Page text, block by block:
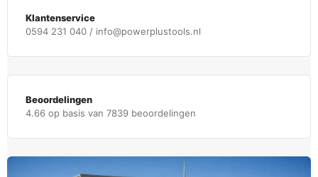
Klantenservice
0594 231 040 / info@powerplustools.nl
Beoordelingen
4.66 op basis van 7839 beoordelingen